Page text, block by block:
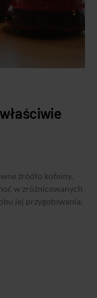
źródło kofeiny,
w zróżnicowanych
jej przygotowania.